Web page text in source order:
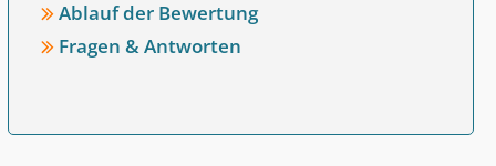
Ablauf der Bewertung
Fragen & Antworten